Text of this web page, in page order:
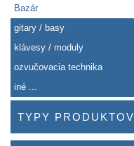
Bazár
gitary / basy
klávesy / moduly
ozvučovacia technika
iné ...
TYPY PRODUKTOV